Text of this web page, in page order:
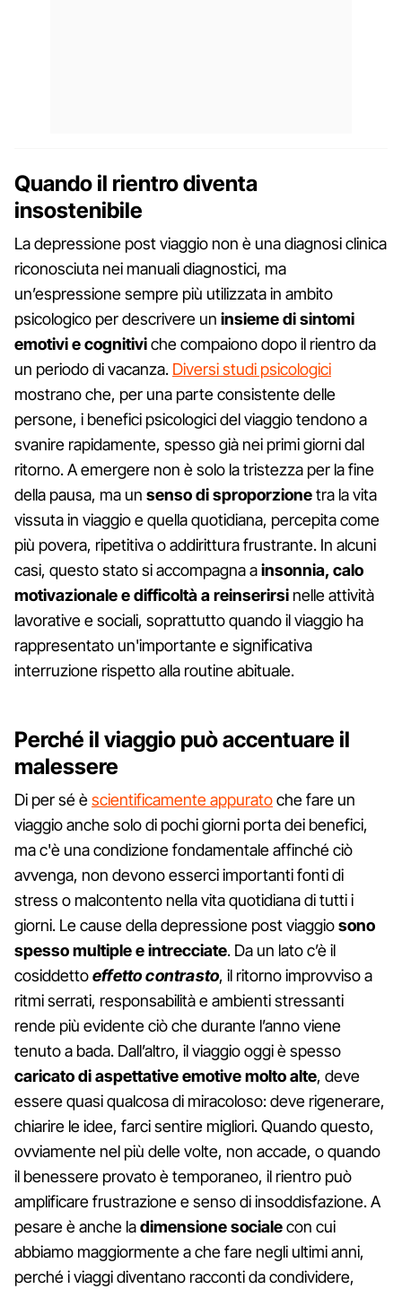
Quando il rientro diventa
insostenibile
La depressione post viaggio non è una diagnosi clinica
riconosciuta nei manuali diagnostici, ma
un’espressione sempre più utilizzata in ambito
psicologico per descrivere un insieme di sintomi
emotivi e cognitiviche compaiono dopo il rientro da
un periodo di vacanza. Diversi studi psicologici
mostrano che, per una parte consistente delle
persone, i benefici psicologici del viaggio tendono a
svanire rapidamente, spesso già nei primi giorni dal
ritorno. A emergere non è solo la tristezza per la fine
della pausa, ma un senso di sproporzionetra la vita
vissuta in viaggio e quella quotidiana, percepita come
più povera, ripetitiva o addirittura frustrante. In alcuni
casi, questo stato si accompagna ainsonnia, calo
motivazionale e difficoltà a reinserirsi nelle attività
lavorative e sociali, soprattutto quando il viaggio ha
rappresentato un'importante e significativa
interruzione rispetto alla routine abituale.
Perché il viaggio può accentuare il
malessere
Di per sé èscientificamente appuratoche fare un
viaggio anche solo di pochi giorni porta dei benefici,
ma c'è una condizione fondamentale affinché ciò
avvenga, non devono esserci importanti fonti di
stress o malcontento nella vita quotidiana di tutti i
giorni. Le cause della depressione post viaggiosono
spesso multiple e intrecciate. Da un lato c’è il
cosiddettoeffetto contrasto, il ritorno improvviso a
ritmi serrati, responsabilità e ambienti stressanti
rende più evidente ciò che durante l’anno viene
tenuto a bada. Dall’altro, il viaggio oggi è spesso
caricato di aspettative emotive molto alte, deve
essere quasi qualcosa di miracoloso: deve rigenerare,
chiarire le idee, farci sentire migliori. Quando questo,
ovviamente nel più delle volte, non accade, o quando
il benessere provato è temporaneo, il rientro può
amplificare frustrazione e senso di insoddisfazione. A
pesare è anche ladimensione socialecon cui
abbiamo maggiormente a che fare negli ultimi anni,
perché i viaggi diventano racconti da condividere,